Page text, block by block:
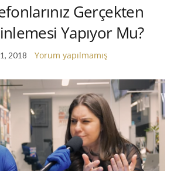
Gerçekten
Yapıyor Mu?
2018 Yorum yapılmamış